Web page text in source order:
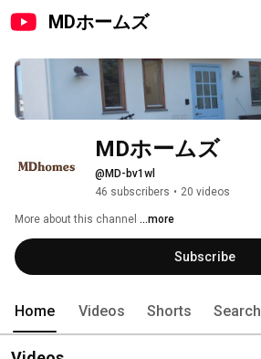
MDホームズ
MDホームズ
@MD-bv1wl
46 subscribers • 20 videos
More about this channel ...more
Subscribe
Home Videos Shorts Search